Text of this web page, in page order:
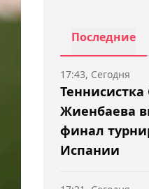
Последние
Теннисистка
Жиенбаева
финал
Испании
17:43, Сегодня